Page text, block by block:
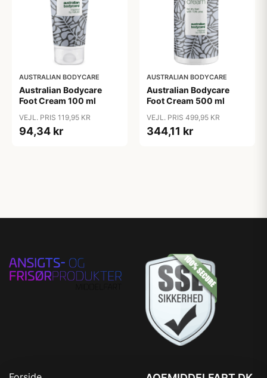
AUSTRALIAN BODYCARE
Australian Bodycare
Foot Cream 100 ml
VEJL. PRIS 119,95 KR
94,34 kr
AUSTRALIAN BODYCARE
Australian Bodycare
Foot Cream 500 ml
VEJL. PRIS 499,95 KR
344,11 kr